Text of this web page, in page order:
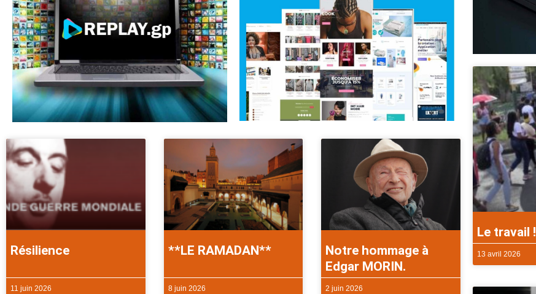
Résilience
11 juin 2026
**LE RAMADAN**
8 juin 2026
Notre hommage à
Edgar MORIN.
2 juin 2026
Le travail !
13 avril 2026